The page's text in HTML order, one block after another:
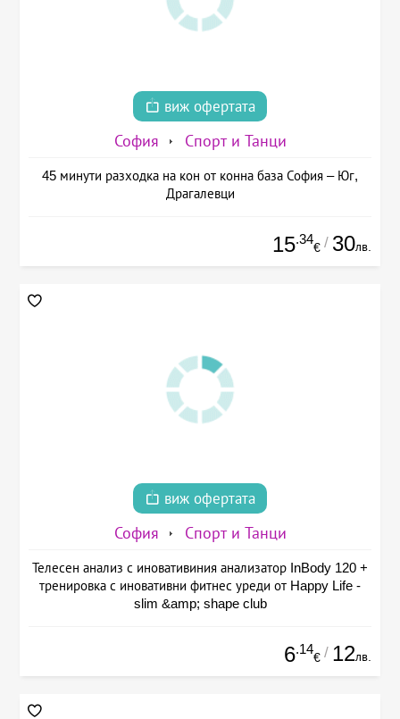
виж офертата
София Спорт и Танци
45 минути разходка на кон от конна база София – Юг,
Драгалевци
15.34
€ / 30лв.
виж офертата
София Спорт и Танци
Телесен анализ с иновативиния анализатор InBody 120 +
тренировка с иновативни фитнес уреди от Happy Life -
slim &amp; shape club
6.14
€ / 12лв.